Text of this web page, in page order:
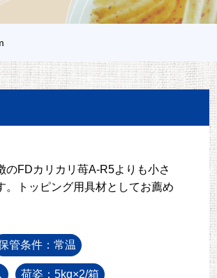
のFDカリカリ苺A-R5よりも小さ
。トッピング用具材としてお薦め
管条件：常温
荷姿：5kg×2/箱